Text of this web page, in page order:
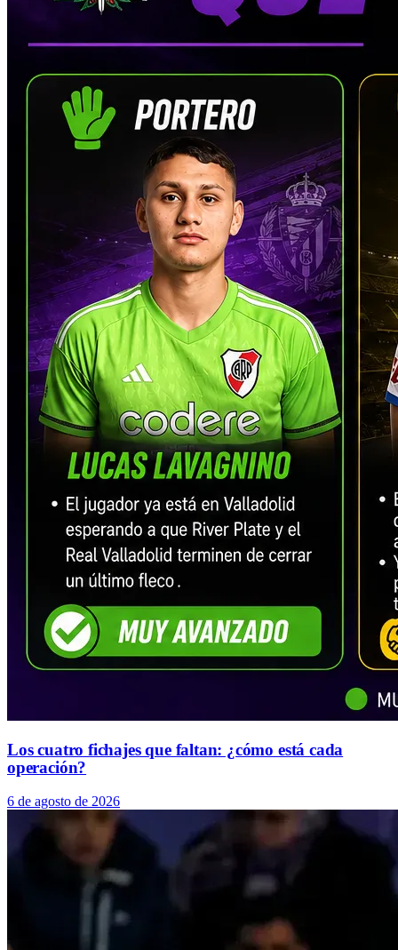
Los cuatro fichajes que faltan: ¿cómo está cada
operación?
6 de agosto de 2026